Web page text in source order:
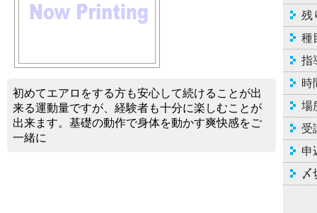
初めてエアロをする方も安心して続けることが出
来る運動量ですが、経験者も十分に楽しむことが
出来ます。基礎の動作で身体を動かす爽快感をご
一緒に
残
種
指
時
場
受
申
〆